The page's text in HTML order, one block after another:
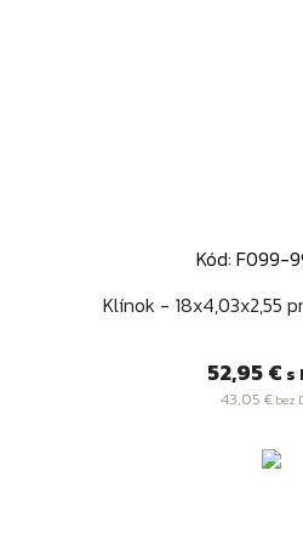
Kód: F099-
Klínok - 18x4,03x2,55
Cena
52,95 € s
43,05 € bez